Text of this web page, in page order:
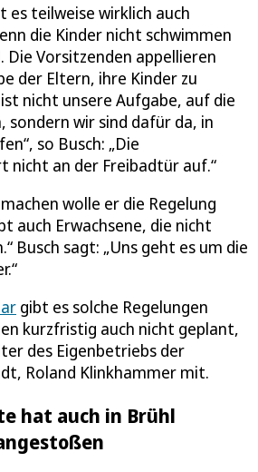
es teilweise wirklich auch
die Kinder nicht schwimmen
Die Vorsitzenden appellieren
der Eltern, ihre Kinder zu
nicht unsere Aufgabe, auf die
sondern wir sind dafür da, in
so Busch: „Die
nicht an der Freibadtür auf.“
wolle er die Regelung
auch Erwachsene, die nicht
Busch sagt: „Uns geht es um die
gibt es solche Regelungen
kurzfristig auch nicht geplant,
des Eigenbetriebs der
Roland Klinkhammer mit.
hat auch in Brühl